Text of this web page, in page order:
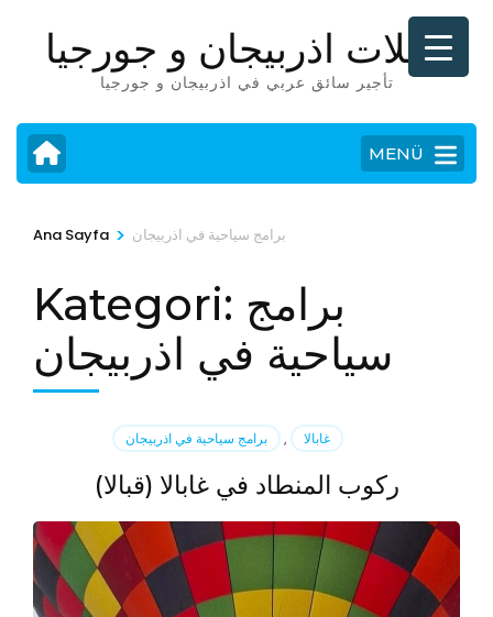
basın)
رحلات اذربيجان و جورجيا
تأجير سائق عربي في اذربيجان و جورجيا
MENÜ
Ana Sayfa > برامج سياحية في اذربيجان
Kategori: برامج
سياحية في اذربيجان
برامج سياحية في اذربيجان , غابالا
ركوب المنطاد في غابالا (قبالا)